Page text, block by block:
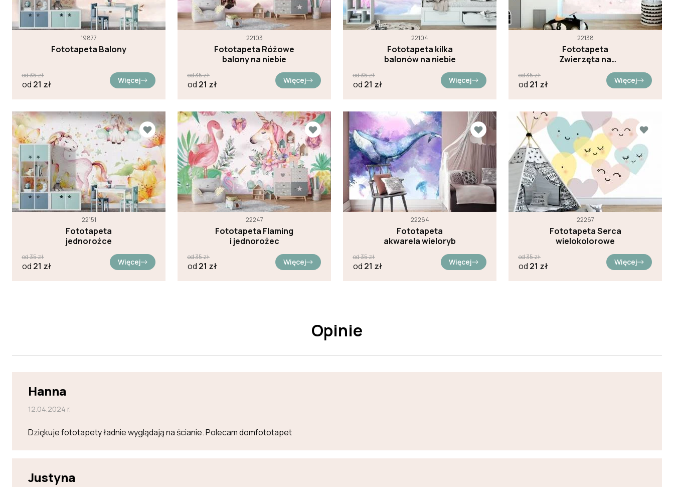
19877
Fototapeta Balony
od35zł
od 21 zł Więcej
22103
Fototapeta Różowe
balony na niebie
od35zł
od 21 zł Więcej
22104
Fototapeta kilka
balonów na niebie
od35zł
od 21 zł Więcej
22138
Fototapeta
Zwierzęta na
różowym niebie
od35zł
od 21 zł Więcej
22151
Fototapeta
jednorożce
od35zł
od 21 zł Więcej
22247
Fototapeta Flaming
i jednorożec
od35zł
od 21 zł Więcej
22264
Fototapeta
akwarela wieloryb
od35zł
od 21 zł Więcej
22267
Fototapeta Serca
wielokolorowe
od35zł
od 21 zł Więcej
Opinie
Hanna
12.04.2024 r.
Dziękuje fototapety ładnie wyglądają na ścianie. Polecam domfototapet
Justyna